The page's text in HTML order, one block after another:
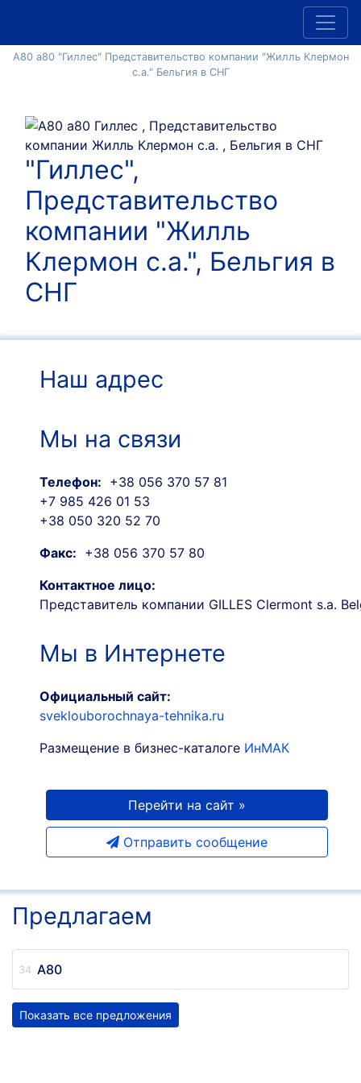
A80 a80 "Гиллес" Представительство компании "Жилль Клермон
с.а." Бельгия в СНГ
"Гиллес",
Представительство
компании "Жилль
Клермон с.а.", Бельгия в
СНГ
Наш адрес
Мы на связи
Телефон: +38 056 370 57 81
+7 985 426 01 53
+38 050 320 52 70
Факс: +38 056 370 57 80
Контактное лицо:
Представитель компании GILLES Clermont s.a.
Мы в Интернете
Официальный сайт:
sveklouborochnaya-tehnika.ru
Размещение в бизнес-каталоге ИнМАК
Перейти на сайт »
Отправить сообщение
Предлагаем
A80
Показать все предложения